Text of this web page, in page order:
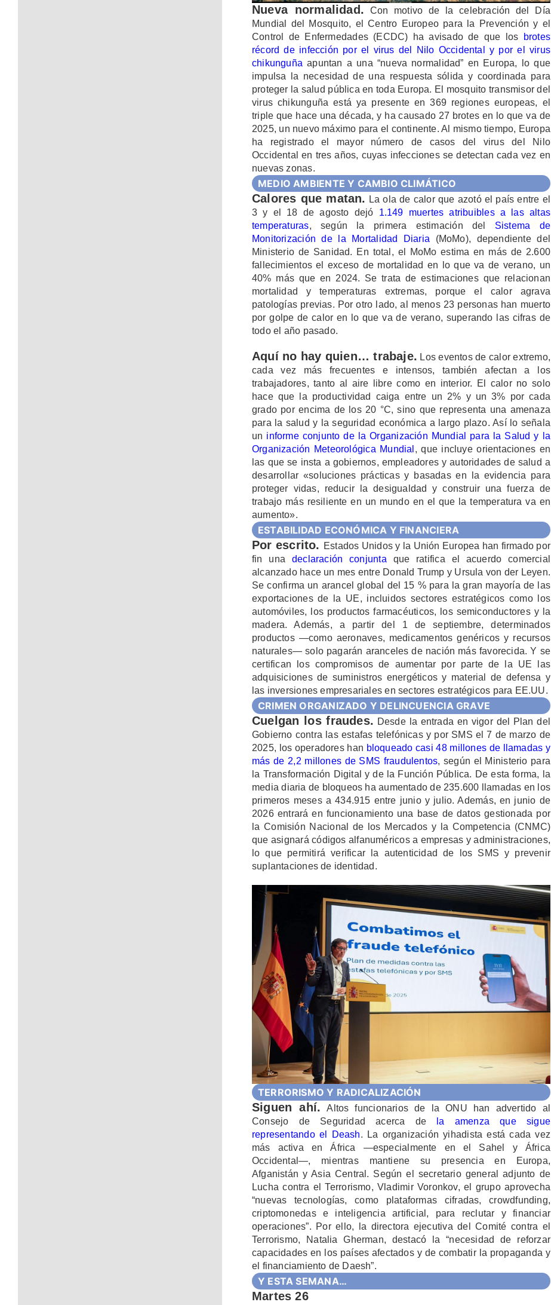
Nueva normalidad.
Con motivo de la celebración del Día
Mundial del Mosquito, el Centro Europeo para la Prevención y el
Control de Enfermedades (ECDC) ha avisado de que los
brotes
récord de infección por el virus del Nilo Occidental y por el virus
chikunguña apuntan a una “nueva normalidad” en Europa, lo que
impulsa la necesidad de una respuesta sólida y coordinada para
proteger la salud pública en toda Europa. El mosquito transmisor del
virus chikunguña está ya presente en 369 regiones europeas, el
triple que hace una década, y ha causado 27 brotes en lo que va de
2025, un nuevo máximo para el continente. Al mismo tiempo, Europa
ha registrado el mayor número de casos del virus del Nilo
Occidental en tres años, cuyas infecciones se detectan cada vez en
nuevas zonas.
MEDIO AMBIENTE Y CAMBIO CLIMÁTICO
Calores que matan. La ola de calor que azotó el país entre el
3 y el 18 de agosto dejó 1.149 muertes atribuibles a las altas
temperaturas, según la primera estimación del Sistema de
Monitorización de la Mortalidad Diaria (MoMo), dependiente del
Ministerio de Sanidad. En total, el MoMo estima en más de 2.600
fallecimientos el exceso de mortalidad en lo que va de verano, un
40% más que en 2024. Se trata de estimaciones que relacionan
mortalidad y temperaturas extremas, porque el calor agrava
patologías previas. Por otro lado, al menos 23 personas han muerto
por golpe de calor en lo que va de verano, superando las cifras de
todo el año pasado.
Aquí no hay quien… trabaje. Los eventos de calor extremo,
cada vez más frecuentes e intensos, también afectan a los
trabajadores, tanto al aire libre como en interior. El calor no solo
hace que la productividad caiga entre un 2% y un 3% por cada
grado por encima de los 20 °C, sino que representa una amenaza
para la salud y la seguridad económica a largo plazo. Así lo señala
un informe conjunto de la Organización Mundial para la Salud y la
Organización Meteorológica Mundial , que incluye orientaciones en
las que se insta a gobiernos, empleadores y autoridades de salud a
desarrollar «soluciones prácticas y basadas en la evidencia para
proteger vidas, reducir la desigualdad y construir una fuerza de
trabajo más resiliente en un mundo en el que la temperatura va en
aumento».
ESTABILIDAD ECONÓMICA Y FINANCIERA
Por escrito. Estados Unidos y la Unión Europea han firmado por
fin una declaración conjunta que ratifica el acuerdo comercial
alcanzado hace un mes entre Donald Trump y Ursula von der Leyen.
Se confirma un arancel global del 15 % para la gran mayoría de las
exportaciones de la UE, incluidos sectores estratégicos como los
automóviles, los productos farmacéuticos, los semiconductores y la
madera. Además, a partir del 1 de septiembre, determinados
productos —como aeronaves, medicamentos genéricos y recursos
naturales— solo pagarán aranceles de nación más favorecida. Y se
certifican los compromisos de aumentar por parte de la UE las
adquisiciones de suministros energéticos y material de defensa y
las inversiones empresariales en sectores estratégicos para EE.UU.
CRIMEN ORGANIZADO Y DELINCUENCIA GRAVE
Cuelgan los fraudes. Desde la entrada en vigor del Plan del
Gobierno contra las estafas telefónicas y por SMS el 7 de marzo de
2025, los operadores han bloqueado casi 48 millones de llamadas y
más de 2,2 millones de SMS fraudulentos, según el Ministerio para
la Transformación Digital y de la Función Pública. De esta forma, la
media diaria de bloqueos ha aumentado de 235.600 llamadas en los
primeros meses a 434.915 entre junio y julio. Además, en junio de
2026 entrará en funcionamiento una base de datos gestionada por
la Comisión Nacional de los Mercados y la Competencia (CNMC)
que asignará códigos alfanuméricos a empresas y administraciones,
lo que permitirá verificar la autenticidad de los SMS y prevenir
suplantaciones de identidad.
TERRORISMO Y RADICALIZACIÓN
Siguen ahí.
Altos funcionarios de la ONU han advertido al
Consejo de Seguridad acerca de
la amenza que sigue
representando el Deash. La organización yihadista está cada vez
más activa en África —especialmente en el Sahel y África
Occidental—, mientras mantiene su presencia en Europa,
Afganistán y Asia Central. Según el secretario general adjunto de
Lucha contra el Terrorismo, Vladimir Voronkov, el grupo aprovecha
“nuevas tecnologías, como plataformas cifradas, crowdfunding,
criptomonedas e inteligencia artificial, para reclutar y financiar
operaciones”. Por ello, la directora ejecutiva del Comité contra el
Terrorismo, Natalia Gherman, destacó la “necesidad de reforzar
capacidades en los países afectados y de combatir la propaganda y
el financiamiento de Daesh”.
Y ESTA SEMANA…
Martes 26